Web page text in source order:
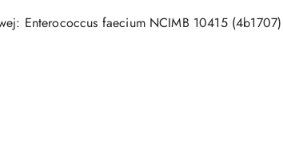
Enterococcus faecium NCIMB 10415